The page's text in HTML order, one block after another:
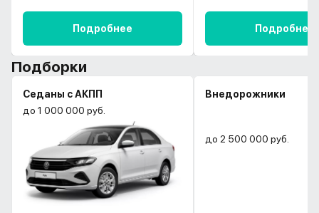
Подробнее Подробнее
Подборки
Седаны с АКПП
до 1 000 000 руб.
Внедорожники
до 2 500 000 руб.